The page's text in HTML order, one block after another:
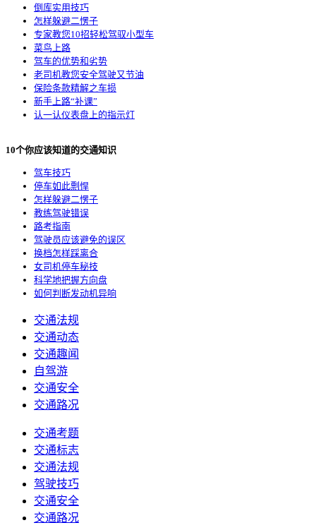
倒库实用技巧
怎样躲避二愣子
专家教您10招轻松驾驭小型车
菜鸟上路
驾车的优势和劣势
老司机教您安全驾驶又节油
保险条款精解之车损
新手上路“补课”
认一认仪表盘上的指示灯
10个你应该知道的交通知识
驾车技巧
停车如此剽悍
怎样躲避二愣子
教练驾驶错误
路考指南
驾驶员应该避免的误区
换档怎样踩离合
女司机停车秘技
科学地把握方向盘
如何判断发动机异响
交通法规
交通动态
交通趣闻
自驾游
交通安全
交通路况
交通考题
交通标志
交通法规
驾驶技巧
交通安全
交通路况